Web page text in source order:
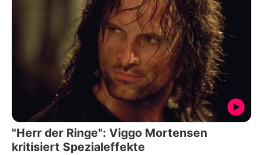
"Herr der Ringe": Viggo Mortensen
kritisiert Spezialeffekte